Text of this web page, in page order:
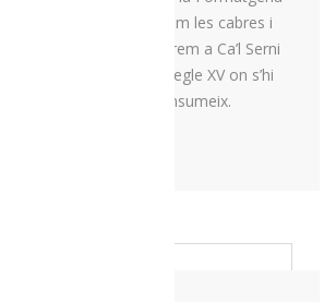
de Bar on coneixerem les cabres i
Per acabar dinarem a Ca’l Serni
Una casa de pagès del segle XV on s’hi
del 80% del que es consumeix.